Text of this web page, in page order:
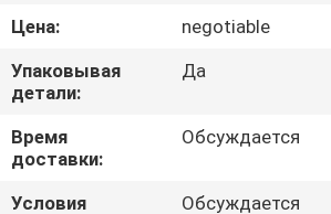
КОНТРОЛЬ
КАЧЕСТВА
КОНТАКТНЫЕ
ДАННЫЕ
Цена:
negotiable
Упаковывая
детали:
Да
Время
доставки:
Обсуждается
Условия
Обсуждается